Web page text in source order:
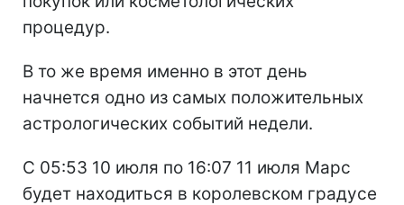
процедур.
В то же время именно в этот день
начнется одно из самых положительных
астрологических событий недели.
С 05:53 10 июля по 16:07 11 июля Марс
будет находиться в королевском градусе